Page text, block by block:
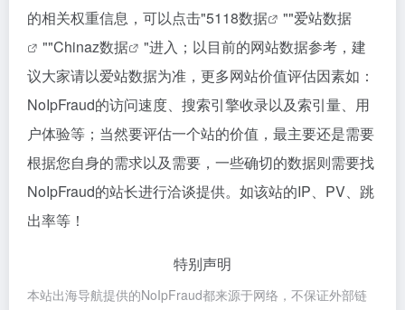
的相关权重信息，可以点击"5118数据 ""爱站数据
""Chinaz数据
"进入；以目前的网站数据参考，建
议大家请以爱站数据为准，更多网站价值评估因素如：
NoIpFraud的访问速度、搜索引擎收录以及索引量、用
户体验等；当然要评估一个站的价值，最主要还是需要
根据您自身的需求以及需要，一些确切的数据则需要找
NoIpFraud的站长进行洽谈提供。如该站的IP、PV、跳
出率等！
特别声明
本站出海导航提供的NoIpFraud都来源于网络，不保证外部链